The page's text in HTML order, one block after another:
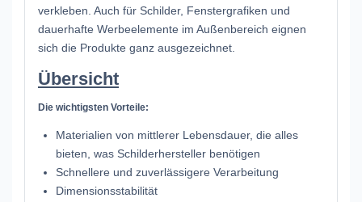
verkleben. Auch für Schilder, Fenstergrafiken und
dauerhafte Werbeelemente im Außenbereich eignen
sich die Produkte ganz ausgezeichnet.
Übersicht
Die wichtigsten Vorteile:
Materialien von mittlerer Lebensdauer, die alles
bieten, was Schilderhersteller benötigen
Schnellere und zuverlässigere Verarbeitung
Dimensionsstabilität